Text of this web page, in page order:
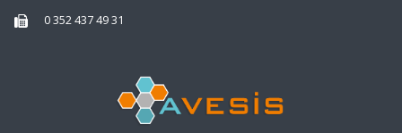
0 352 437 49 31